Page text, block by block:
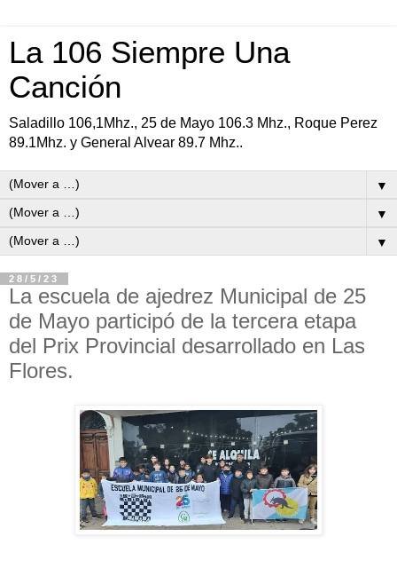
La 106 Siempre Una
Canción
Saladillo 106,1Mhz., 25 de Mayo 106.3 Mhz., Roque Perez
89.1Mhz. y General Alvear 89.7 Mhz..
▼
▼
▼
28/5/23
La escuela de ajedrez Municipal de 25
de Mayo participó de la tercera etapa
del Prix Provincial desarrollado en Las
Flores.